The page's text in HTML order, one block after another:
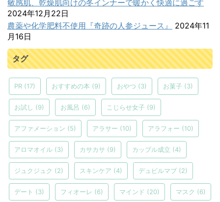
敏感肌、乾燥肌向けの冬インナーで暖かく快適に過ごす
2024年12月22日
農薬や化学肥料不使用『奇跡の人参ジュース』
2024年11
月16日
タグ
PR (17) おすすめの本 (9) おやつ (3) お菓子 (3)
お試し (9) お風呂 (6) こじらせ女子 (9)
アファメーション (5) アラサー (10) アラフォー (10)
アロマオイル (3) カサカサ (9) カップル成立 (4)
ジュクジュク (2) スキンケア (4) デュピルマブ (2)
デート (3) フィオーレ (6) マインド (20) マスク (6)